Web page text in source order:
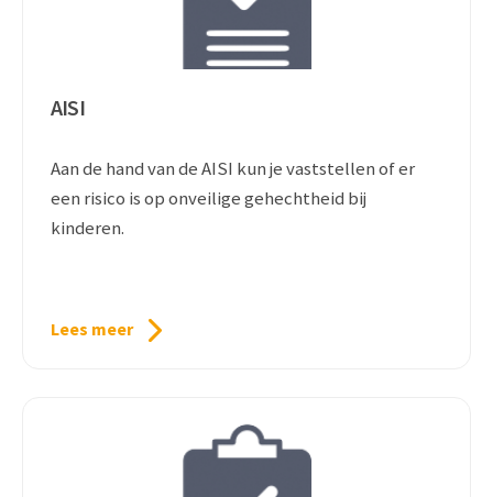
AISI
Aan de hand van de AISI kun je vaststellen of er
een risico is op onveilige gehechtheid bij
kinderen.
Lees meer